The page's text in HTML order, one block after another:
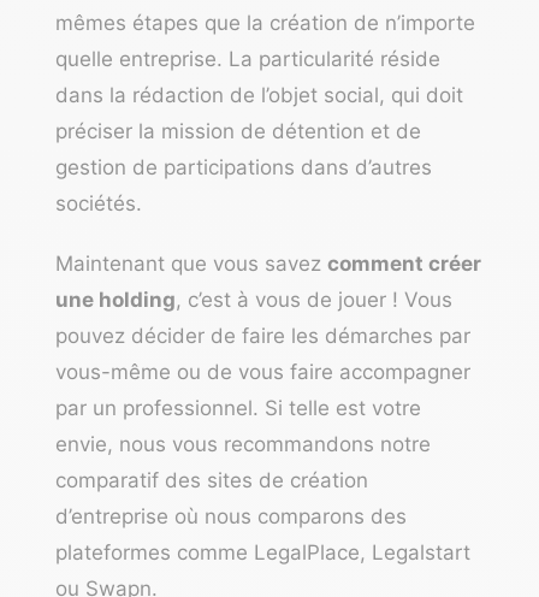
mêmes étapes que la création de n’importe
quelle entreprise. La particularité réside
dans la rédaction de l’objet social, qui doit
préciser la mission de détention et de
gestion de participations dans d’autres
sociétés.
Maintenant que vous savez comment créer
une holding, c’est à vous de jouer ! Vous
pouvez décider de faire les démarches par
vous-même ou de vous faire accompagner
par un professionnel. Si telle est votre
envie, nous vous recommandons notre
comparatif des sites de création
d’entreprise où nous comparons des
plateformes comme LegalPlace, Legalstart
ou Swapn.